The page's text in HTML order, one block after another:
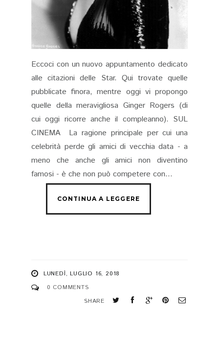
Eccoci con un nuovo appuntamento dedicato
alle citazioni delle Star. Qui trovate quelle
pubblicate finora, mentre oggi vi propongo
quelle della meravigliosa Ginger Rogers (di
cui oggi ricorre anche il compleanno). SUL
CINEMA La ragione principale per cui una
celebrità perde gli amici di vecchia data - a
meno che anche gli amici non diventino
famosi - è che non può competere con...
LUNEDÌ, LUGLIO 16, 2018
0 COMMENTS
SHARE